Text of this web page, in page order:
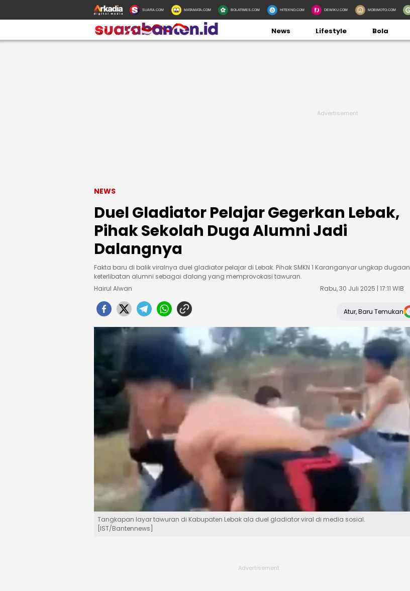
SUARA.COM MATAMATA.COM BOLATIMES.COM HITEKNO.COM DEWIKU.COM MOBIMOTO.COM
News Lifestyle Bola
NEWS
Duel Gladiator Pelajar Gegerkan Lebak,
Pihak Sekolah Duga Alumni Jadi
Dalangnya
Fakta baru di balik viralnya duel gladiator pelajar di Lebak. Pihak SMKN 1 Karanganyar ungkap dugaan
keterlibatan alumni sebagai dalang yang memprovokasi tawuran.
Hairul Alwan
Rabu, 30 Juli 2025 | 17:11 WIB
Atur, Baru Temukan
Tangkapan layar tawuran di Kabupaten Lebak ala duel gladiator viral di media sosial.
[IST/Bantennews]